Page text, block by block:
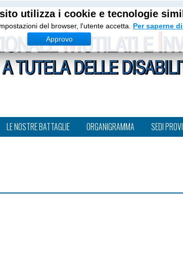
LE NOSTRE BATTAGLIE ORGANIGRAMMA SEDI
utilizza i cookie e tecnologie
del browser, l'utente accetta. Per saperne
Approvo